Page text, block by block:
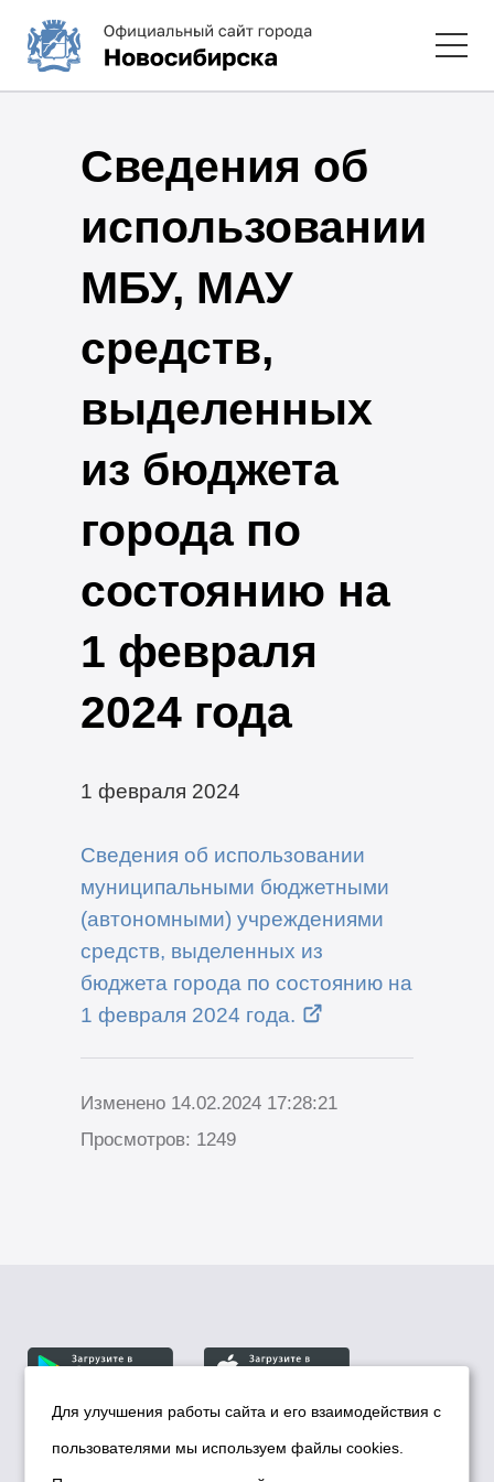
Сведения об
использовании
МБУ, МАУ
средств,
выделенных
из бюджета
города по
состоянию на
1 февраля
2024 года
1 февраля 2024
Сведения об использовании
муниципальными бюджетными
(автономными) учреждениями
средств, выделенных из
бюджета города по состоянию на
1 февраля 2024 года.
Изменено 14.02.2024 17:28:21
Просмотров: 1249
© Департамент информационной политики мэрии
города Новосибирска, 2026
Для улучшения работы сайта и его взаимодействия с
пользователями мы используем файлы cookies.